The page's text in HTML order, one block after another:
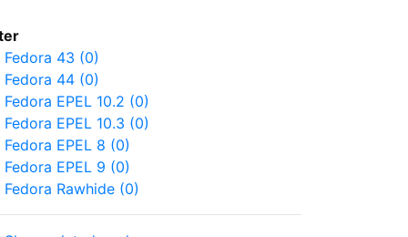
Fedora 43 (0)
Fedora 44 (0)
Fedora EPEL 10.2 (0)
Fedora EPEL 10.3 (0)
Fedora EPEL 8 (0)
Fedora EPEL 9 (0)
Fedora Rawhide (0)